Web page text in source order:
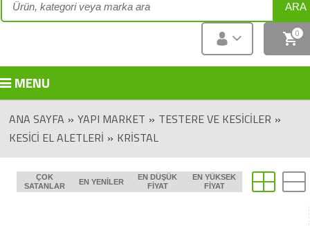
ARA
0
MENU
ANA SAYFA » YAPI MARKET » TESTERE VE KESICILER »
KESICI EL ALETLERI » KRISTAL
ÇOK
SATANLAR
EN YENILER
EN DÜŞÜK
FIYAT
EN YÜKSEK
FIYAT